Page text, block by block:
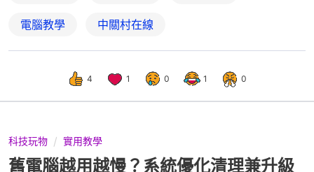
電腦教學 中關村在線
4 1 0 1 0
科技玩物 實用教學
舊電腦越用越慢？系統優化清理兼升級